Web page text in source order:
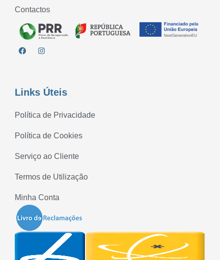
Contactos
Links Úteis
Política de Privacidade
Política de Cookies
Serviço ao Cliente
Termos de Utilização
Minha Conta